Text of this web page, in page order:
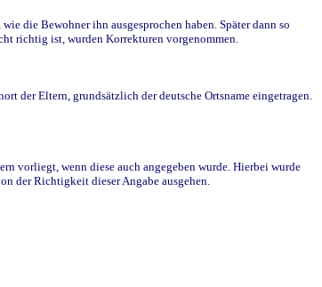
die Bewohner ihn ausgesprochen haben. Später dann so
richtig ist, wurden Korrekturen vorgenommen.
der Eltern, grundsätzlich der deutsche Ortsname eingetragen.
vorliegt, wenn diese auch angegeben wurde. Hierbei wurde
der Richtigkeit dieser Angabe ausgehen.